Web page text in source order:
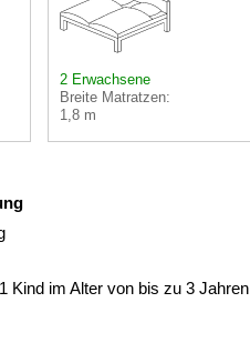
2 Erwachsene
Breite Matratzen:
1,8 m
Kind im Alter von bis zu 3 Jahren